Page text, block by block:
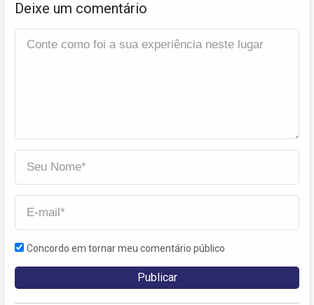
Deixe um comentário
Concordo em tornar meu comentário público